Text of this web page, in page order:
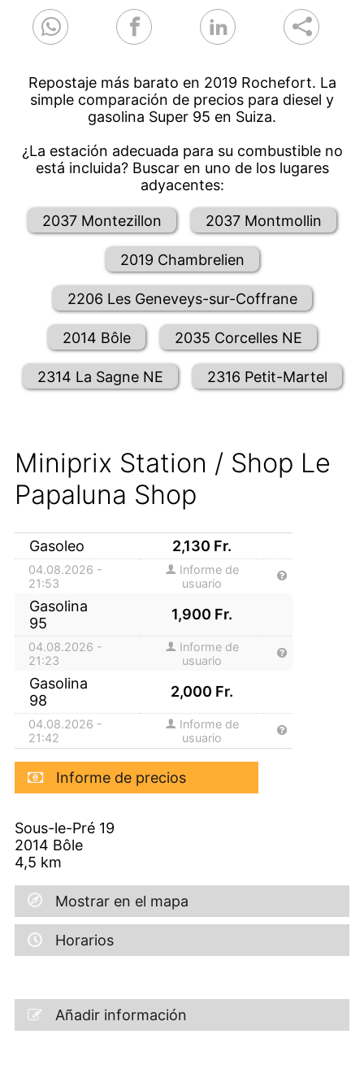
Repostaje más barato en 2019 Rochefort. La
simple comparación de precios para diesel y
gasolina Super 95 en Suiza.
¿La estación adecuada para su combustible no
está incluida? Buscar en uno de los lugares
adyacentes:
2037 Montezillon 2037 Montmollin
2019 Chambrelien
2206 Les Geneveys-sur-Coffrane
2014 Bôle 2035 Corcelles NE
2314 La Sagne NE 2316 Petit-Martel
Miniprix Station / Shop Le
Papaluna Shop
Gasoleo 2,130 Fr.
04.08.2026 -
21:53
Informe de
usuario
Gasolina
95
1,900 Fr.
04.08.2026 -
21:23
Informe de
usuario
Gasolina
98
2,000 Fr.
04.08.2026 -
21:42
Informe de
usuario
Informe de precios
Sous-le-Pré 19
2014 Bôle
4,5 km
Mostrar en el mapa
Horarios
Añadir información